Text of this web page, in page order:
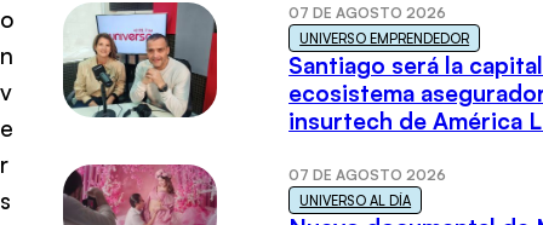
o
n
v
e
r
s
07 DE AGOSTO 2026
UNIVERSO EMPRENDEDOR
Santiago será la
ecosistema
insurtech de América
07 DE AGOSTO 2026
UNIVERSO AL DÍA